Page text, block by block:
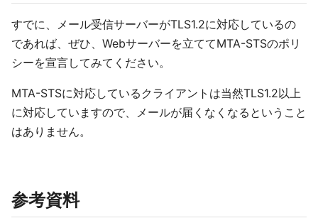
すでに、メール受信サーバーがTLS1.2に対応しているの
であれば、ぜひ、Webサーバーを立ててMTA-STSのポリ
シーを宣言してみてください。
MTA-STSに対応しているクライアントは当然TLS1.2以上
に対応していますので、メールが届くなくなるということ
はありません。
参考資料